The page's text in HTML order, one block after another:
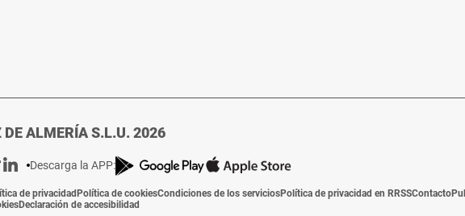
ALMERÍA S.L.U. 2026
Ir
TikTok
Ir
Linkedin
Descarga la APP:
de privacidadPolítica de cookiesCondiciones de los serviciosPolítica de privacidad en RRSSContacto
Declaración de accesibilidad